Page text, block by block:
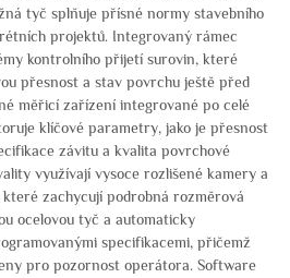
tyč splňuje přísné normy stavebního
projektů. Integrovaný rámec
kontrolního přijetí surovin, které
přesnost a stav povrchu ještě před
měřicí zařízení integrované po celé
klíčové parametry, jako je přesnost
závitu a kvalita povrchové
využívají vysoce rozlišené kamery a
zachycují podrobná rozměrová
ocelovou tyč a automaticky
specifikacemi, přičemž
pro pozornost operátora. Software